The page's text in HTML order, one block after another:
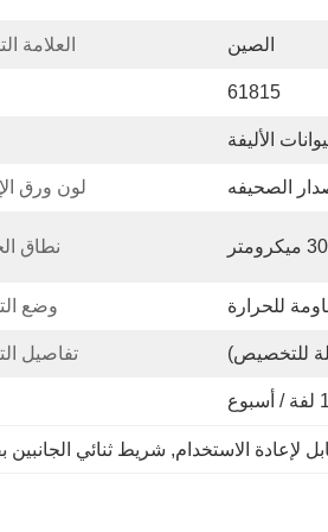
الصين العلامة
61815
الأليفة
الصحيفه لون ورق
نطاق
للحرارة وضع
تفاصيل
لإعادة الاستخدام, شريط ثنائي الجانبين بقوة